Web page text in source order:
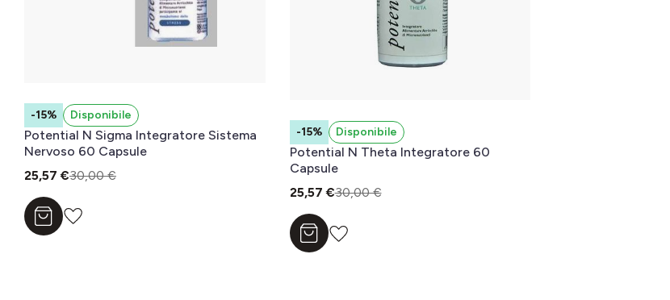
-15% Disponibile
Potential N Sigma Integratore Sistema
Nervoso 60 Capsule
25,57 €30,00 €
Aggiungi al carrello
-15% Disponibile
Potential N Theta Integratore 60
Capsule
25,57 €30,00 €
Aggiungi al carrello